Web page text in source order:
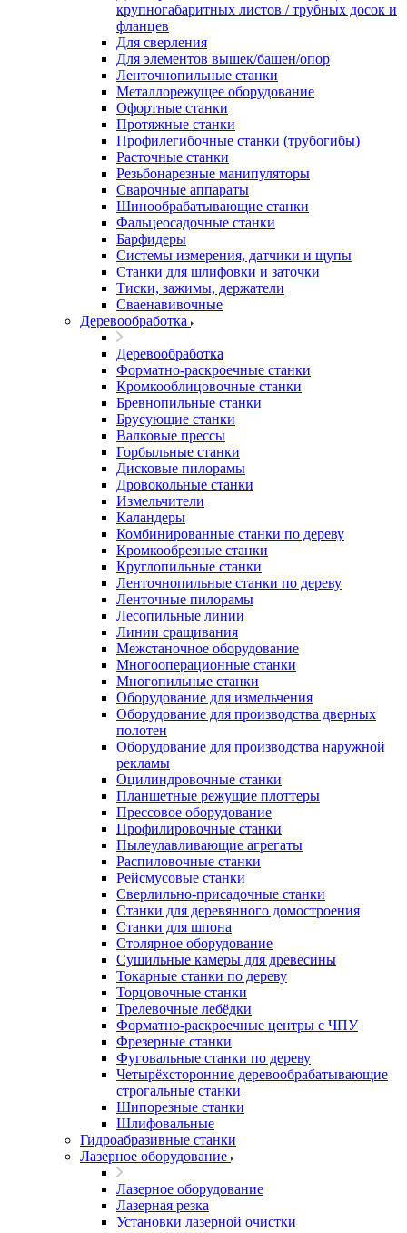
крупногабаритных листов / трубных досок и
фланцев
Для сверления
Для элементов вышек/башен/опор
Ленточнопильные станки
Металлорежущее оборудование
Офортные станки
Протяжные станки
Профилегибочные станки (трубогибы)
Расточные станки
Резьбонарезные манипуляторы
Сварочные аппараты
Шинообрабатывающие станки
Фальцеосадочные станки
Барфидеры
Системы измерения, датчики и щупы
Станки для шлифовки и заточки
Тиски, зажимы, держатели
Cваенавивочные
Деревообработка
Деревообработка
Форматно-раскроечные станки
Кромкооблицовочные станки
Бревнопильные станки
Брусующие станки
Валковые прессы
Горбыльные станки
Дисковые пилорамы
Дровокольные станки
Измельчители
Каландеры
Комбинированные станки по дереву
Кромкообрезные станки
Круглопильные станки
Ленточнопильные станки по дереву
Ленточные пилорамы
Лесопильные линии
Линии сращивания
Межстаночное оборудование
Многооперационные станки
Многопильные станки
Оборудование для измельчения
Оборудование для производства дверных
полотен
Оборудование для производства наружной
рекламы
Оцилиндровочные станки
Планшетные режущие плоттеры
Прессовое оборудование
Профилировочные станки
Пылеулавливающие агрегаты
Распиловочные станки
Рейсмусовые станки
Сверлильно-присадочные станки
Станки для деревянного домостроения
Станки для шпона
Столярное оборудование
Сушильные камеры для древесины
Токарные станки по дереву
Торцовочные станки
Трелевочные лебёдки
Форматно-раскроечные центры с ЧПУ
Фрезерные станки
Фуговальные станки по дереву
Четырёхсторонние деревообрабатывающие
строгальные станки
Шипорезные станки
Шлифовальные
Гидроабразивные станки
Лазерное оборудование
Лазерное оборудование
Лазерная резка
Установки лазерной очистки